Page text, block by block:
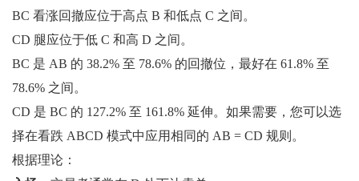
BC 看涨回撤应位于高点 B 和低点 C 之间。
CD 腿应位于低 C 和高 D 之间。
BC 是 AB 的 38.2% 至 78.6% 的回撤位，最好在 61.8% 至
78.6% 之间。
CD 是 BC 的 127.2% 至 161.8% 延伸。如果需要，您可以选
择在看跌 ABCD 模式中应用相同的 AB = CD 规则。
根据理论：